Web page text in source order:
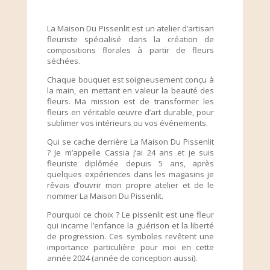
La Maison Du Pissenlit est un atelier d’artisan
fleuriste spécialisé dans la création de
compositions florales à partir de fleurs
séchées.
Chaque bouquet est soigneusement conçu à
la main, en mettant en valeur la beauté des
fleurs. Ma mission est de transformer les
fleurs en véritable œuvre d’art durable, pour
sublimer vos intérieurs ou vos événements.
Qui se cache derrière La Maison Du Pissenlit
? Je m’appelle Cassia j’ai 24 ans et je suis
fleuriste diplômée depuis 5 ans, après
quelques expériences dans les magasins je
rêvais d’ouvrir mon propre atelier et de le
nommer La Maison Du Pissenlit.
Pourquoi ce choix ? Le pissenlit est une fleur
qui incarne l’enfance la guérison et la liberté
de progression. Ces symboles revêtent une
importance particulière pour moi en cette
année 2024 (année de conception aussi).